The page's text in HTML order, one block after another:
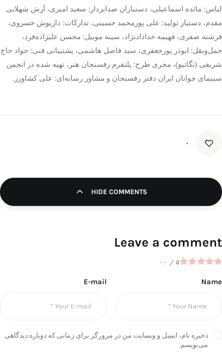
لباس: مائده اسماعیلی، دستیاران صدابردار: سعید امیری، آرش شهلایی
مقدم، دستیار تولید: علی ‌پورمحمد حسینی، تدارکات: داریوش خسروی،
فرشته صفری، فهیمه خدادادنژاد، سینه موبیل: محسن علیزاده‌فرد،
حمل‌ونقل: ابوذر پورجعفری، سید فاضل هاشمی، پشتیبانی فنی: جواد حاج
شریفی (نگاتیو)، مجری طرح: پلتفرم رفسنجان هنر، تهیه شده در انجمن
سینمای جوانان ایران دفتر رفسنجان و مشاور رسانه‌ای: علی کشاورز.
۰
HIDE COMMENTS
Leave a comment
۰.۰ / ۵
Name
E-mail
ذخیره نام، ایمیل و وبسایت من در مرورگر برای زمانی که دوباره دیدگاهی
می‌نویسم.